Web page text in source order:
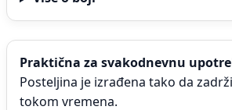
Praktična za svakodnevnu
Posteljina je izrađena tako da
tokom vremena.